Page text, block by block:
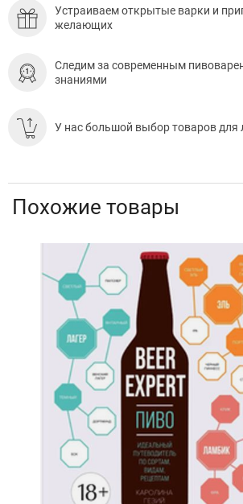
Устраиваем открытые варки и
желающих
Следим за современным
знаниями
У нас большой выбор товаров для
Похожие товары